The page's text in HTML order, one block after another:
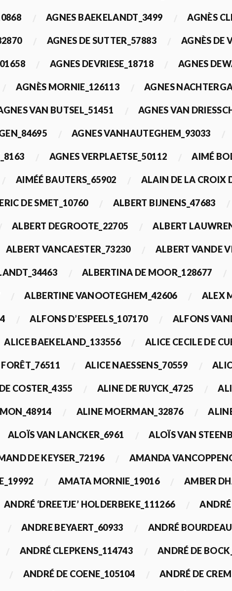
AGNES BAEKELANDT_3499 AGNÈS
AGNES DE SUTTER_57883 AGNÈS DE
AGNES DEVRIESE_18718 AGNES
AGNÈS MORNIE_126113 AGNES
VAN BUTSEL_51451 AGNES VAN
AGNES VANHAUTEGHEM_93033
AGNES VERPLAETSE_50112 AIMÉ
AIMÉÉ BAUTERS_65902 ALAIN DE LA CROIX
DE SMET_10760 ALBERT BIJNENS_47683
ALBERT DEGROOTE_22705 ALBERT
ALBERT VANCAESTER_73230 ALBERT VANDE
ALBERTINA DE MOOR_128677
ALBERTINE VANOOTEGHEM_42606 ALEX
ALFONS D’ESPEELS_107170 ALFONS
ALICE BAEKELAND_133556 ALICE CECILE DE
ALICE NAESSENS_70559
COSTER_4355 ALINE DE RUYCK_4725
ALINE MOERMAN_32876
ALOÏS VAN LANCKER_6961 ALOÏS VAN
DE KEYSER_72196 AMANDA
AMATA MORNIE_19016 AMBER
ANDRÉ ‘DREETJE’ HOLDERBEKE_111266
ANDRE BEYAERT_60933 ANDRÉ
ANDRÉ CLEPKENS_114743 ANDRÉ DE
ANDRÉ DE COENE_105104 ANDRÉ DE